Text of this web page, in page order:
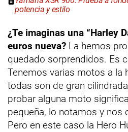
potencia y estilo
¿Te imaginas una “Harley
euros nueva? La hemos
quedado sorprendidos. Es
Tenemos varias motos a la
todas son de gran
probar alguna moto
pequeña, lo notamos y nos
Pero en este caso la Hero